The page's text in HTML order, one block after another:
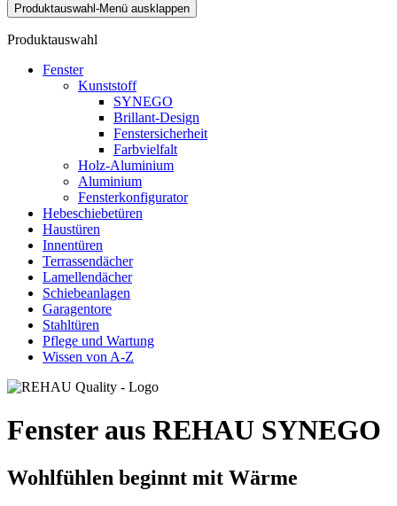
Produktauswahl-Menü ausklappen
Produktauswahl
Fenster
Kunststoff
SYNEGO
Brillant-Design
Fenstersicherheit
Farbvielfalt
Holz-Aluminium
Aluminium
Fensterkonfigurator
Hebeschiebetüren
Haustüren
Innentüren
Terrassendächer
Lamellendächer
Schiebeanlagen
Garagentore
Stahltüren
Pflege und Wartung
Wissen von A-Z
Fenster aus REHAU SYNEGO
Wohlfühlen beginnt mit Wärme